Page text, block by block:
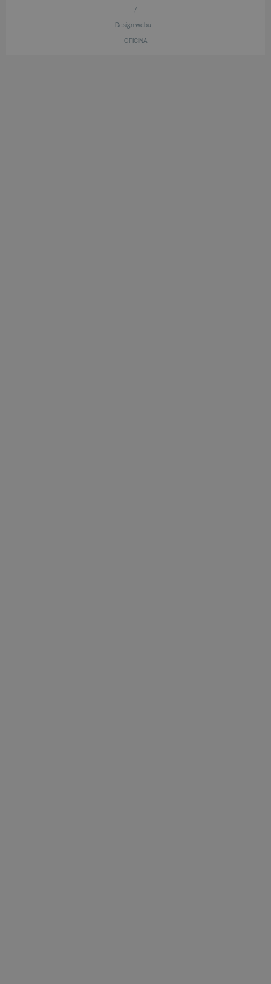
/
Design webu —
OFICINA